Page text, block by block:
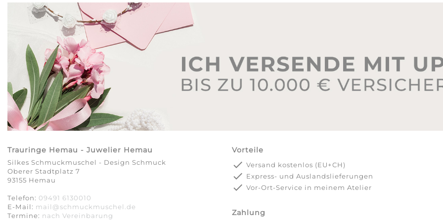
Trauringe Hemau - Juwelier Hemau
Silkes Schmuckmuschel - Design Schmuck
Oberer Stadtplatz 7
93155 Hemau
Telefon: 09491 6130010
E-Mail: mail@schmuckmuschel.de
Termine: nach Vereinbarung​​​​​​​
Vorteile
done Versand kostenlos (EU+CH)
done Express- und Auslandslieferungen
done Vor-Ort-Service in meinem Atelier
Zahlung